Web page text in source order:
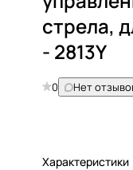
стрела,
- 2813Y
0 Нет
Характеристики